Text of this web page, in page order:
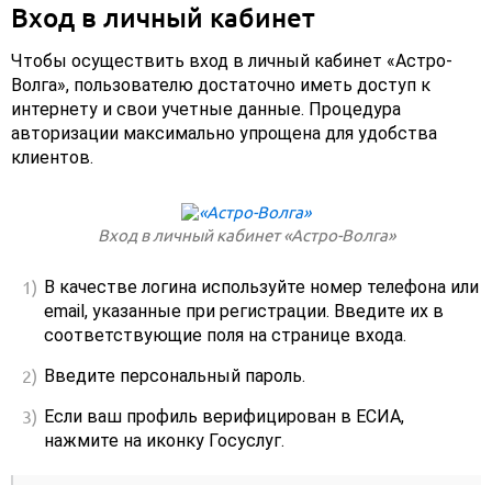
Вход в личный кабинет
Чтобы осуществить вход в личный кабинет «Астро-
Волга», пользователю достаточно иметь доступ к
интернету и свои учетные данные. Процедура
авторизации максимально упрощена для удобства
клиентов.
Вход в личный кабинет «Астро-Волга»
В качестве логина используйте номер телефона или
email, указанные при регистрации. Введите их в
соответствующие поля на странице входа.
Введите персональный пароль.
Если ваш профиль верифицирован в ЕСИА,
нажмите на иконку Госуслуг.